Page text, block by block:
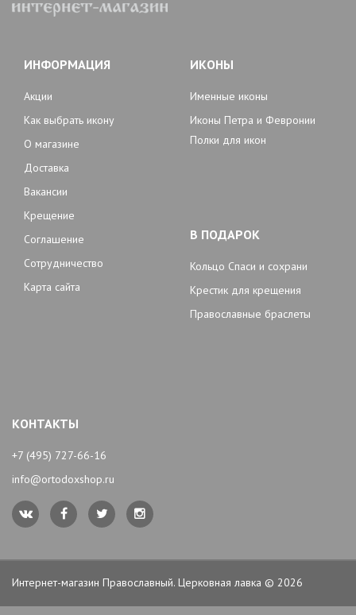
ИНФОРМАЦИЯ
Акции
Как выбрать икону
О магазине
Доставка
Вакансии
Крещение
Соглашение
Сотрудничество
Карта сайта
ИКОНЫ
Именные иконы
Иконы Петра и Февронии
Полки для икон
В ПОДАРОК
Кольцо Спаси и сохрани
Крестик для крещения
Православные браслеты
КОНТАКТЫ
+7 (495) 727-66-16
info@ortodoxshop.ru
Интернет-магазин Православный. Церковная лавка © 2026